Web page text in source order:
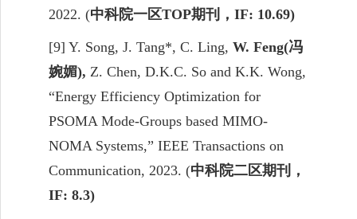
2022. (中科院一区TOP期刊， IF: 10.69)
[9] Y. Song, J. Tang*, C. Ling, W. Feng(冯
婉媚), Z. Chen, D.K.C. So and K.K. Wong,
“Energy Efficiency Optimization for
PSOMA Mode-Groups based MIMO-
NOMA Systems,” IEEE Transactions on
Communication, 2023. (中科院二区期刊，
IF: 8.3)